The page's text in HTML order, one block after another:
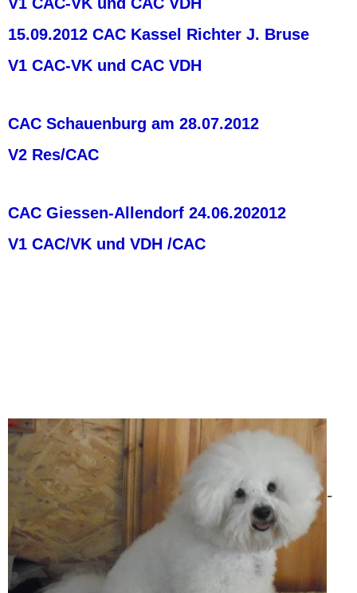
15.09.2012 CAC Kassel Richter J. Bruse
V1 CAC-VK und CAC VDH
CAC Schauenburg am 28.07.2012
V2 Res/CAC
CAC Giessen-Allendorf 24.06.202012
V1 CAC/VK und VDH /CAC
-